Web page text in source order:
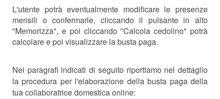
L'utente potrà eventualmente modificare le presenze
mensili o confermarle, cliccando il pulsante in alto
"Memorizza", e poi cliccando "Calcola cedolino" potrà
calcolare e poi visualizzare la busta paga.
Nei paragrafi indicati di seguito riportiamo nel dettaglio
la procedura per l'elaborazione della busta paga della
tua collaboratrice domestica online: